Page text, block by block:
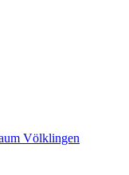
Völklingen